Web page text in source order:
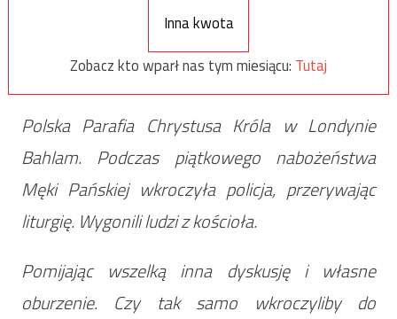
Inna kwota
Zobacz kto wparł nas tym miesiącu: Tutaj
Polska Parafia Chrystusa Króla w Londynie
Bahlam. Podczas piątkowego nabożeństwa
Męki Pańskiej wkroczyła policja, przerywając
liturgię. Wygonili ludzi z kościoła.
Pomijając wszelką inna dyskusję i własne
oburzenie. Czy tak samo wkroczyliby do